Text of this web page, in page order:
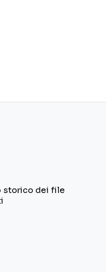
storico dei file